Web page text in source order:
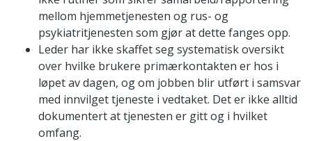
mellom hjemmetjenesten og rus- og
psykiatritjenesten som gjør at dette fanges opp.
Leder har ikke skaffet seg systematisk oversikt
over hvilke brukere primærkontakten er hos i
løpet av dagen, og om jobben blir utført i samsvar
med innvilget tjeneste i vedtaket. Det er ikke alltid
dokumentert at tjenesten er gitt og i hvilket
omfang.